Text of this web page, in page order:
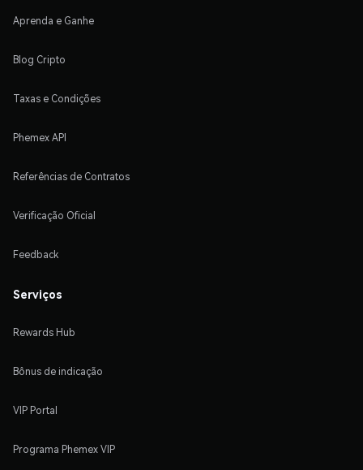
Aprenda e Ganhe
Blog Cripto
Taxas e Condições
Phemex API
Referências de Contratos
Verificação Oficial
Feedback
Serviços
Rewards Hub
Bônus de indicação
VIP Portal
Programa Phemex VIP